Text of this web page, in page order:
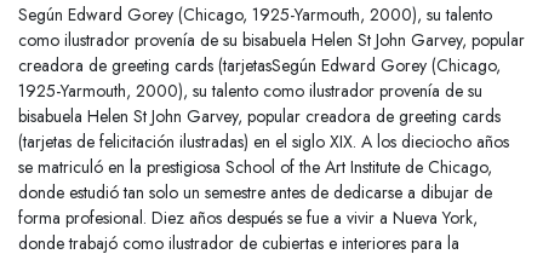
Según Edward Gorey (Chicago, 1925-Yarmouth, 2000), su talento
como ilustrador provenía de su bisabuela Helen St John Garvey, popular
creadora de greeting cards (tarjetasSegún Edward Gorey (Chicago,
1925-Yarmouth, 2000), su talento como ilustrador provenía de su
bisabuela Helen St John Garvey, popular creadora de greeting cards
(tarjetas de felicitación ilustradas) en el siglo XIX. A los dieciocho años
se matriculó en la prestigiosa School of the Art Institute de Chicago,
donde estudió tan solo un semestre antes de dedicarse a dibujar de
forma profesional. Diez años después se fue a vivir a Nueva York,
donde trabajó como ilustrador de cubiertas e interiores para la